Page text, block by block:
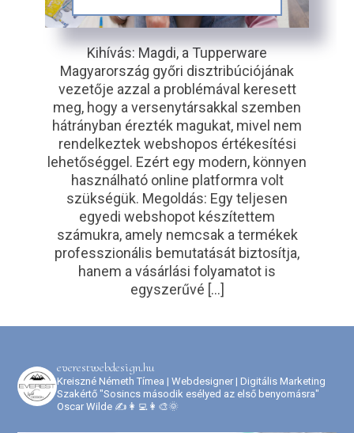
Kihívás: Magdi, a Tupperware
Magyarország győri disztribúciójának
vezetője azzal a problémával keresett
meg, hogy a versenytársakkal szemben
hátrányban érezték magukat, mivel nem
rendelkeztek webshopos értékesítési
lehetőséggel. Ezért egy modern, könnyen
használható online platformra volt
szükségük. Megoldás: Egy teljesen
egyedi webshopot készítettem
számukra, amely nemcsak a termékek
professzionális bemutatását biztosítja,
hanem a vásárlási folyamatot is
egyszerűvé […]
everestwebdesign.hu
Kreiszné Németh Tímea | Webdesigner | Digitális Marketing
Szakértő"Sosincs második esélyed az első benyomásra"
Oscar Wilde ✍️👩‍💻👩‍🎨🌞